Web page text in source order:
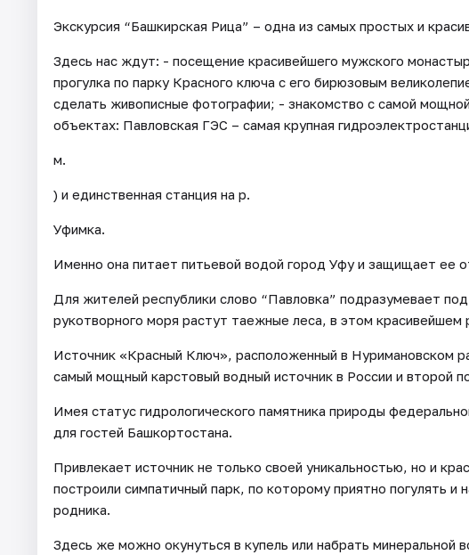
Экскурсия “Башкирская Рица” – одна из самых простых и
Здесь нас ждут: - посещение красивейшего мужского
прогулка по парку Красного ключа с его бирюзовым
сделать живописные фотографии; - знакомство с самой
объектах: Павловская ГЭС – самая крупная
м.
) и единственная станция на р.
Уфимка.
Именно она питает питьевой водой город Уфу и защищает ее
Для жителей республики слово “Павловка” подразумевает
рукотворного моря растут таежные леса, в этом красивейшем
Источник «Красный Ключ», расположенный в Нуримановском
самый мощный карстовый водный источник в России и второй
Имея статус гидрологического памятника природы
для гостей Башкортостана.
Привлекает источник не только своей уникальностью, но и
построили симпатичный парк, по которому приятно погулять и
родника.
Здесь же можно окунуться в купель или набрать минеральной